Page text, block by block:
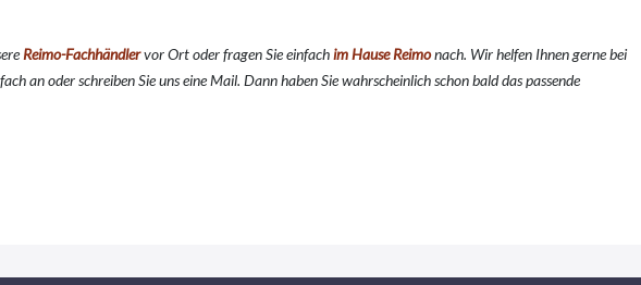
Reimo-Fachhändlervor Ort oder fragen Sie einfachim Hause Reimonach. Wir helfen Ihnen gerne bei
an oder schreiben Sie uns eine Mail. Dann haben Sie wahrscheinlich schon bald das passende